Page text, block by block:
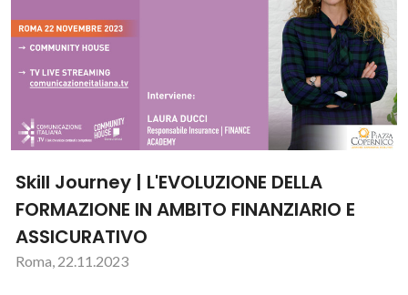
Skill Journey | L'EVOLUZIONE DELLA
FORMAZIONE IN AMBITO FINANZIARIO E
ASSICURATIVO
Roma, 22.11.2023